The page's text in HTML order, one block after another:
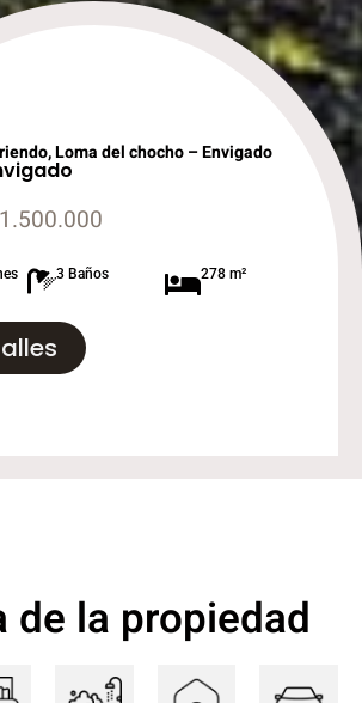
Loma del chocho – Envigado
3 Baños 278 m²
de la propiedad